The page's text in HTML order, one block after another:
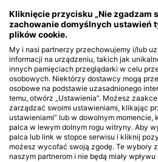
nurkowe
Elite Adventures Belize, Ltd
1/2 Mile North, 0000 San Pedro,
Belize
Kliknięcie przycisku „Nie zgadzam
zachowanie domyślnych ustawień
plików cookie.
My i nasi partnerzy przechowujemy i/lub
informacji na urządzeniu, takich jak
innych pamięciach przeglądarki w celu
osobowych. Niektórzy dostawcy mogą
osobowe na podstawie uzasadnionego
temu, otwórz „Ustawienia”. Możesz
zarządzać swoimi ustawieniami, klikając
ustawieniami” lub w dowolnym
palca w lewym dolnym rogu witryny. Aby
palca lub link w stopce serwisu i kliknij
możesz wycofać swoją zgodę. Te wybory
naszym partnerom i nie będą miały